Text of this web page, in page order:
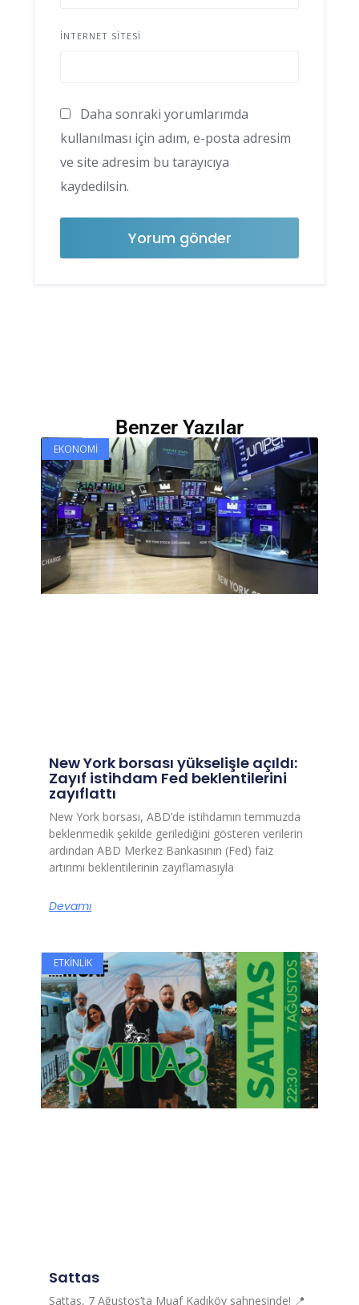
İNTERNET SITESI
Daha sonraki yorumlarımda
kullanılması için adım, e-posta adresim
ve site adresim bu tarayıcıya
kaydedilsin.
Benzer Yazılar
EKONOMI
New York borsası yükselişle açıldı:
Zayıf istihdam Fed beklentilerini
zayıflattı
New York borsası, ABD’de istihdamın temmuzda
beklenmedik şekilde gerilediğini gösteren verilerin
ardından ABD Merkez Bankasının (Fed) faiz
artırımı beklentilerinin zayıflamasıyla
Devamı
ETKINLIK
Sattas
Sattas, 7 Ağustos’ta Muaf Kadıköy sahnesinde! 📍